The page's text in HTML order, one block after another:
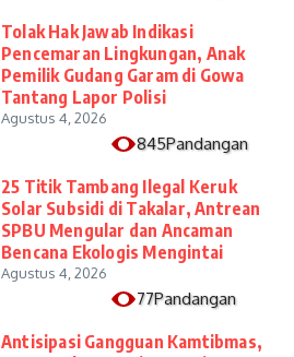
Tolak Hak Jawab Indikasi
Pencemaran Lingkungan, Anak
Pemilik Gudang Garam di Gowa
Tantang Lapor Polisi
Agustus 4, 2026
845Pandangan
25 Titik Tambang Ilegal Keruk
Solar Subsidi di Takalar, Antrean
SPBU Mengular dan Ancaman
Bencana Ekologis Mengintai
Agustus 4, 2026
77Pandangan
Antisipasi Gangguan Kamtibmas,